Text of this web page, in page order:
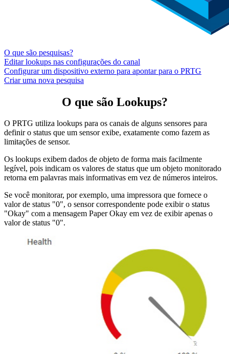
O que são pesquisas?
Editar lookups nas configurações do canal
Configurar um dispositivo externo para apontar para o PRTG
Criar uma nova pesquisa
O que são Lookups?
O PRTG utiliza lookups para os canais de alguns sensores para
definir o status que um sensor exibe, exatamente como fazem as
limitações de sensor.
Os lookups exibem dados de objeto de forma mais facilmente
legível, pois indicam os valores de status que um objeto monitorado
retorna em palavras mais informativas em vez de números inteiros.
Se você monitorar, por exemplo, uma impressora que fornece o
valor de status "0", o sensor correspondente pode exibir o status
"Okay" com a mensagem Paper Okay em vez de exibir apenas o
valor de status "0".